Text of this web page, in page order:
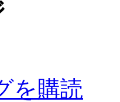
を購読